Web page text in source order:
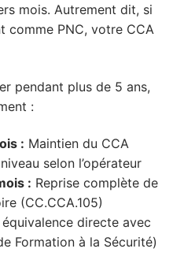
mois. Autrement dit, si
comme PNC, votre CCA
pendant plus de 5 ans,
:
: Maintien du CCA
selon l’opérateur
: Reprise complète de
(CC.CCA.105)
directe avec
Formation à la Sécurité)